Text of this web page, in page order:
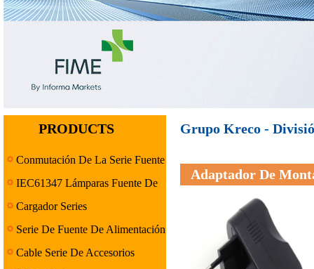
PRODUCTS
Conmutación De La Serie Fuente
De Alimentación
IEC61347 Lámparas Fuente De
Alimentación Serie
Cargador Series
Serie De Fuente De Alimentación
Lineal
Cable Serie De Accesorios
Grupo Kreco -
Adaptador De